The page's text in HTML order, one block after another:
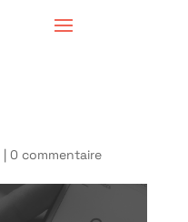
| 0 commentaire